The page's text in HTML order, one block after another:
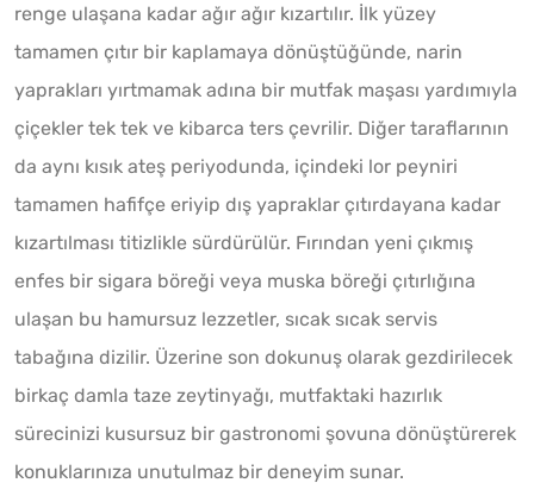
renge ulaşana kadar ağır ağır kızartılır. İlk yüzey
tamamen çıtır bir kaplamaya dönüştüğünde, narin
yaprakları yırtmamak adına bir mutfak maşası yardımıyla
çiçekler tek tek ve kibarca ters çevrilir. Diğer taraflarının
da aynı kısık ateş periyodunda, içindeki lor peyniri
tamamen hafifçe eriyip dış yapraklar çıtırdayana kadar
kızartılması titizlikle sürdürülür. Fırından yeni çıkmış
enfes bir sigara böreği veya muska böreği çıtırlığına
ulaşan bu hamursuz lezzetler, sıcak sıcak servis
tabağına dizilir. Üzerine son dokunuş olarak gezdirilecek
birkaç damla taze zeytinyağı, mutfaktaki hazırlık
sürecinizi kusursuz bir gastronomi şovuna dönüştürerek
konuklarınıza unutulmaz bir deneyim sunar.